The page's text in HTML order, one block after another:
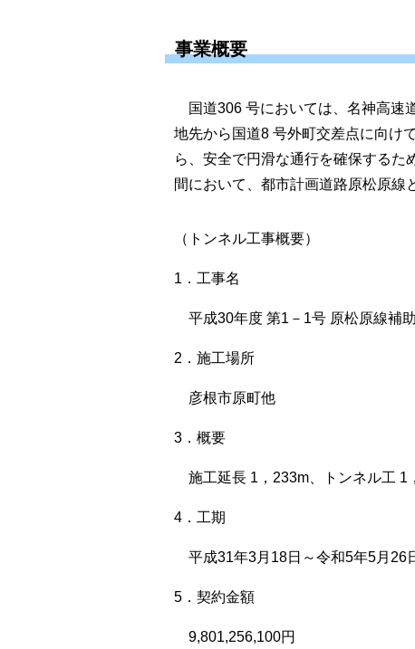
事業概要
国道306 号においては、名神高速
地先から国道8 号外町交差点に向け
ら、安全で円滑な通行を確保するた
間において、都市計画道路原松原線
（トンネル工事概要）
1．工事名
平成30年度 第1－1号 原松原線補
2．施工場所
彦根市原町他
3．概要
施工延長 1，233m、トンネル工 1
4．工期
平成31年3月18日～令和5年5月26
5．契約金額
9,801,256,100円